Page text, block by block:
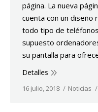
página. La nueva
cuenta con un diseño
todo tipo de
supuesto
su pantalla para
Detalles
16 julio, 2018 Noticias